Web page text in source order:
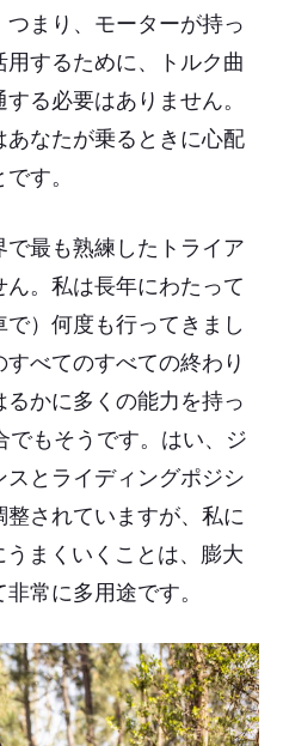
まり、モーターが持っ
するために、トルク曲
る必要はありません。
なたが乗るときに心配
す。
最も熟練したトライア
。私は長年にわたって
で）何度も行ってきまし
べてのすべての終わり
かに多くの能力を持っ
でもそうです。はい、ジ
とライディングポジシ
されていますが、私に
まくいくことは、膨大
常に多用途です。